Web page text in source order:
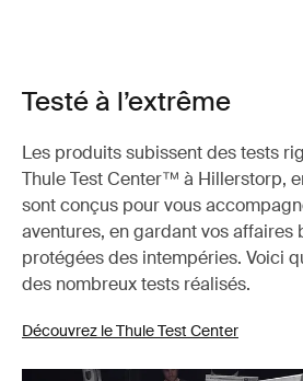
Testé à l’extrême
Les produits subissent des tests
Thule Test Center™ à Hillerstorp,
sont conçus pour vous
aventures, en gardant vos affaires
protégées des intempéries. Voici
des nombreux tests réalisés.
Découvrez le Thule Test Center